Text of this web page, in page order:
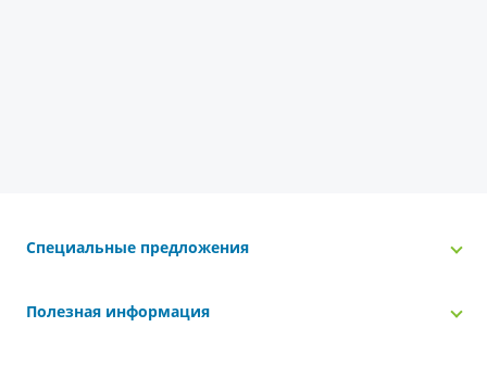
Специальные предложения
Полезная информация